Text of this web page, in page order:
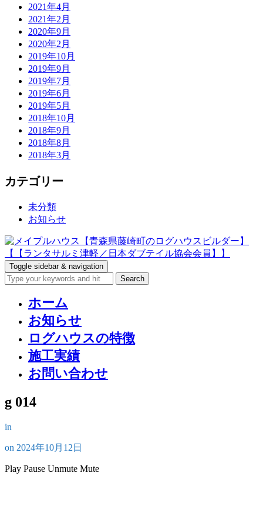
2021年4月
2021年2月
2020年9月
2020年2月
2019年10月
2019年9月
2019年7月
2019年6月
2019年5月
2018年10月
2018年9月
2018年8月
2018年3月
カテゴリー
未分類
お知らせ
Toggle sidebar & navigation
ホーム
お知らせ
ログハウスの特徴
施工実績
お問い合わせ
g 014
in
on 2024年10月12日
Play Pause Unmute Mute